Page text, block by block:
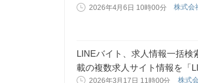
2026年4月6日 10時00分 株式会
LINEバイト、求人情報一括検
載の複数求人サイト情報を「
2026年3月17日 11時00分 株式